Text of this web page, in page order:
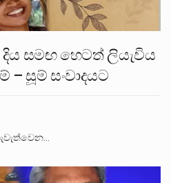
සමඟ හෙටත් ලියැවිය
සූම් සංවාදයට